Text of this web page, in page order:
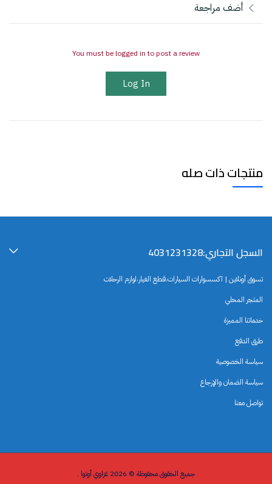
أضف مراجعة
You must be logged in to post a review
Log In
منتجات ذات صله
السجل التجاري:4031231328
تسوق أونلاين | اكسسوارات السيارات،قطع الغيار،لوازم الرحلات
المتجر المحلي
خدماتنا المميزة
طرق الدفع
سياسة الخصوصية
سياسة الضمان والإرجاع
تواصل معنا
جميع الحقوق محفوظة © 2026 غزاوي أوتوا .